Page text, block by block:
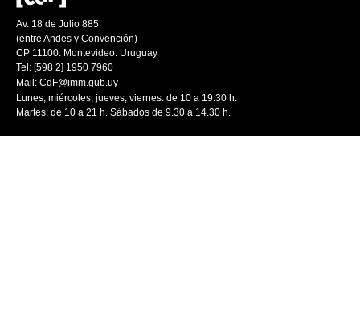
Av. 18 de Julio 885
(entre Andes y Convención)
CP 11100. Montevideo. Uruguay
Tel: [598 2] 1950 7960
Mail: CdF@imm.gub.uy
Lunes, miércoles, jueves, viernes: de 10 a 19.30 h.
Martes: de 10 a 21 h. Sábados de 9.30 a 14.30 h.